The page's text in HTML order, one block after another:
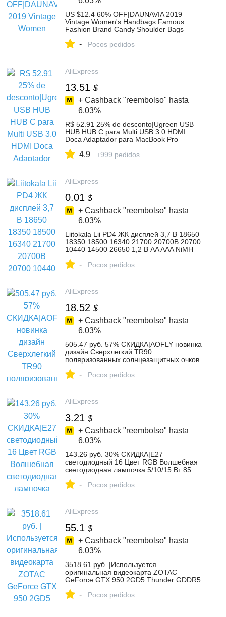
US $12.4 60% OFF|DAUNAVIA 2019
Vintage Women's Handbags Famous
Fashion Brand Candy Shoulder Bags
Messenger Bag-in Shoulder Bags from
- Pocos pedidos
AliExpress
13.51 $
+ Cashback "reembolso" hasta
6.03%
R$ 52.91 25% de desconto|Ugreen USB
HUB HUB C para Multi USB 3.0 HDMI
Doca Adaptador para MacBook Pro
Porta USB HUB C-in Hubs USB from
4.9 +999 pedidos
AliExpress
0.01 $
+ Cashback "reembolso" hasta
6.03%
Liitokala Lii PD4 ЖК дисплей 3,7 В 18650
18350 18500 16340 21700 20700B 20700
10440 14500 26650 1,2 В AA AAA NiMH
купить на AliExpress
- Pocos pedidos
AliExpress
18.52 $
+ Cashback "reembolso" hasta
6.03%
505.47 руб. 57% СКИДКА|AOFLY новинка
дизайн Сверхлегкий TR90
поляризованных солнцезащитных очков
квадратный Стиль солнцезащитные очки
Одежда аксессуары on Aliexpress.com |
Alibaba Group
- Pocos pedidos
AliExpress
3.21 $
+ Cashback "reembolso" hasta
6.03%
143.26 руб. 30% СКИДКА|E27
светодиодный 16 Цвет RGB Волшебная
светодиодная лампочка 5/10/15 Вт 85
Spotlight + ИК пульт дистанционного
лампы и трубки from Лампы и
освещение on Aliexpress.com | Alibaba
Group
- Pocos pedidos
AliExpress
55.1 $
+ Cashback "reembolso" hasta
6.03%
3518.61 руб. |Используется
оригинальная видеокарта ZOTAC
GeForce GTX 950 2GD5 Thunder GDDR5
2 GB 1050ti 1050 ti-in Графические карты
- Pocos pedidos